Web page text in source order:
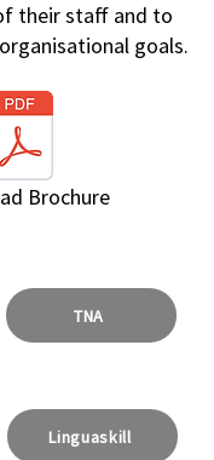
their staff and to
goals.
Brochure
TNA
Linguaskill